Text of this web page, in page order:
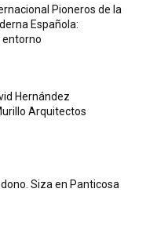
Pioneros de la
Española:
entorno
Hernández
Arquitectos
Siza en Panticosa